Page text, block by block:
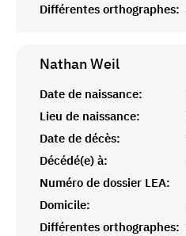
Différentes orthographes:
NathanWeil
Date de naissance:
Lieu de naissance:
Date de décès:
Décédé(e) à:
Numéro de dossier LEA:
Domicile:
Différentes orthographes: